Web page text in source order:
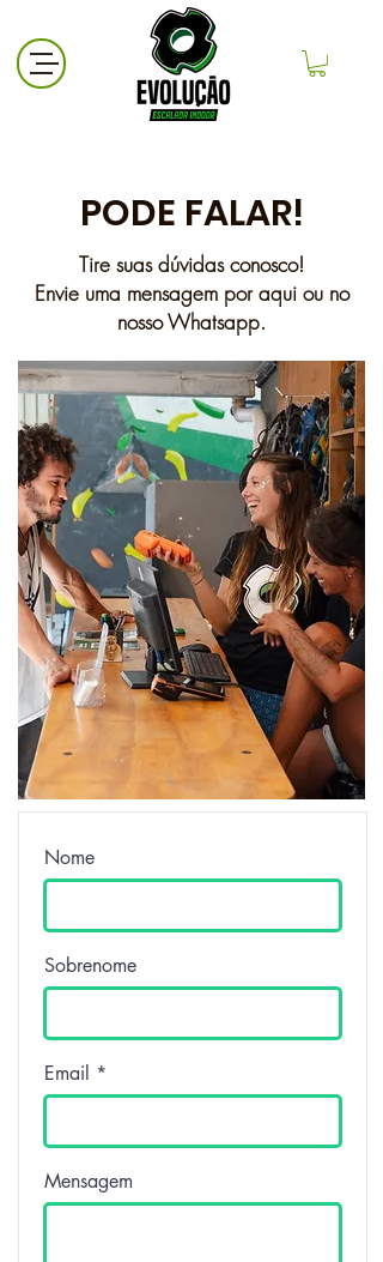
PODE FALAR!
Tire suas dúvidas conosco!
Envie uma mensagem por aqui ou no
nosso Whatsapp.
Nome
Sobrenome
Email
Mensagem